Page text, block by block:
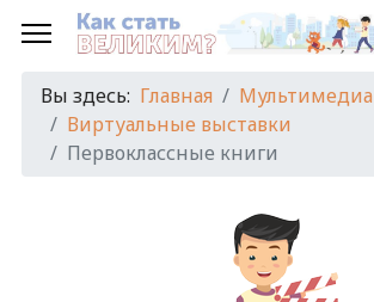
Вы здесь: Главная
Мультимедиа
Виртуальные выставки
Первоклассные книги